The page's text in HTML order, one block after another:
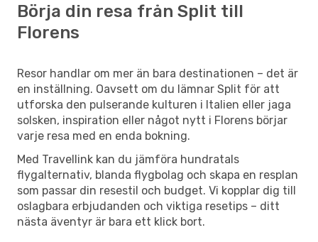
Börja din resa från Split till
Florens
Resor handlar om mer än bara destinationen – det är
en inställning. Oavsett om du lämnar Split för att
utforska den pulserande kulturen i Italien eller jaga
solsken, inspiration eller något nytt i Florens börjar
varje resa med en enda bokning.
Med Travellink kan du jämföra hundratals
flygalternativ, blanda flygbolag och skapa en resplan
som passar din resestil och budget. Vi kopplar dig till
oslagbara erbjudanden och viktiga resetips – ditt
nästa äventyr är bara ett klick bort.